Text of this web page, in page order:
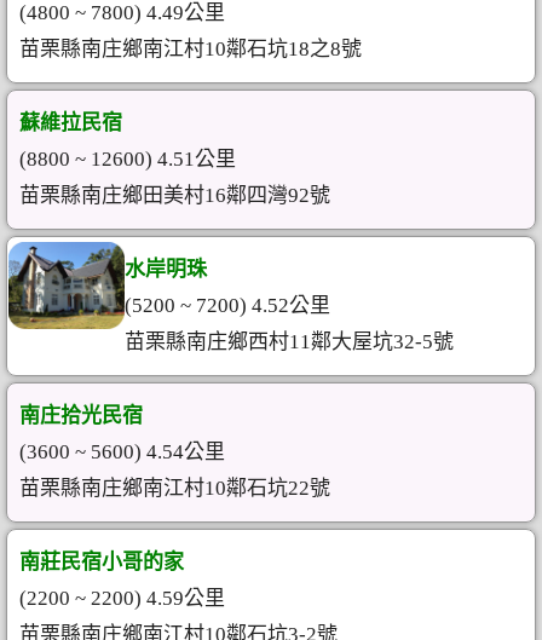
(4800 ~ 7800) 4.49公里
苗栗縣南庄鄉南江村10鄰石坑18之8號
蘇維拉民宿
(8800 ~ 12600) 4.51公里
苗栗縣南庄鄉田美村16鄰四灣92號
水岸明珠
(5200 ~ 7200) 4.52公里
苗栗縣南庄鄉西村11鄰大屋坑32-5號
南庄拾光民宿
(3600 ~ 5600) 4.54公里
苗栗縣南庄鄉南江村10鄰石坑22號
南莊民宿小哥的家
(2200 ~ 2200) 4.59公里
苗栗縣南庄鄉南江村10鄰石坑3-2號